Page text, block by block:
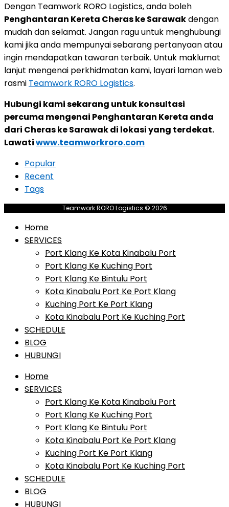
Dengan Teamwork RORO Logistics, anda boleh
Penghantaran Kereta Cheras ke Sarawakdengan
mudah dan selamat. Jangan ragu untuk menghubungi
kami jika anda mempunyai sebarang pertanyaan atau
ingin mendapatkan tawaran terbaik. Untuk maklumat
lanjut mengenai perkhidmatan kami, layari laman web
rasmi Teamwork RORO Logistics.
Hubungi kami sekarang untuk konsultasi
percuma mengenai Penghantaran Kereta anda
dari Cheras ke Sarawak di lokasi yang terdekat.
Lawatiwww.teamworkroro.com
Popular
Recent
Tags
Teamwork RORO Logistics © 2026
Home
SERVICES
Port Klang Ke Kota Kinabalu Port
Port Klang Ke Kuching Port
Port Klang Ke Bintulu Port
Kota Kinabalu Port Ke Port Klang
Kuching Port Ke Port Klang
Kota Kinabalu Port Ke Kuching Port
SCHEDULE
BLOG
HUBUNGI
Home
SERVICES
Port Klang Ke Kota Kinabalu Port
Port Klang Ke Kuching Port
Port Klang Ke Bintulu Port
Kota Kinabalu Port Ke Port Klang
Kuching Port Ke Port Klang
Kota Kinabalu Port Ke Kuching Port
SCHEDULE
BLOG
HUBUNGI